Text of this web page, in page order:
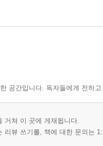
이커 ...... 194
미러링 솔루션 ...... 204
리하기 __ 209
공간입니다. 독자들에게 전하
거쳐 이 곳에 게재됩니다.
리뷰 쓰기를, 책에 대한 문의는